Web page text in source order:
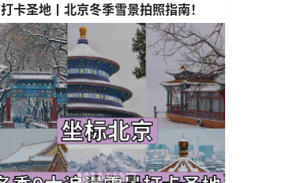
打卡圣地丨北京冬季雪景拍照指南！